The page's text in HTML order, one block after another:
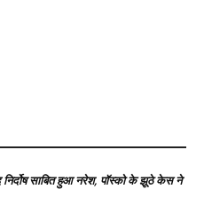
साबित हुआ नरेश, पॉस्को के झूठे केस ने